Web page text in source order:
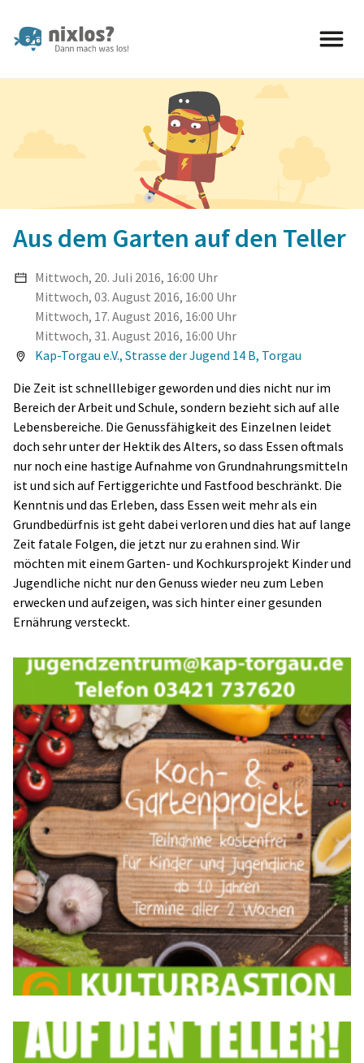
nixlos? Dann mach was
Aus dem Garten auf den Teller
Mittwoch, 20. Juli 2016, 16:00 Uhr
Mittwoch, 03. August 2016, 16:00 Uhr
Mittwoch, 17. August 2016, 16:00 Uhr
Mittwoch, 31. August 2016, 16:00 Uhr
Kap-Torgau e.V., Strasse der Jugend 14 B, Torgau
Die Zeit ist schnelllebiger geworden und dies nicht nur im
Bereich der Arbeit und Schule, sondern bezieht sich auf alle
Lebensbereiche. Die Genussfähigkeit des Einzelnen leidet
doch sehr unter der Hektik des Alters, so dass Essen oftmals
nur noch eine hastige Aufnahme von Grundnahrungsmitteln
ist und sich auf Fertiggerichte und Fastfood beschränkt. Die
Kenntnis und das Erleben, dass Essen weit mehr als ein
Grundbedürfnis ist geht dabei verloren und dies hat auf lange
Zeit fatale Folgen, die jetzt nur zu erahnen sind. Wir
möchten mit einem Garten- und Kochkursprojekt Kinder und
Jugendliche nicht nur den Genuss wieder neu zum Leben
erwecken und aufzeigen, was sich hinter einer gesunden
Ernährung versteckt.